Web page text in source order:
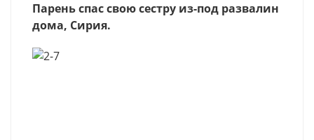
Парень спас свою сестру из-под развалин
дома, Сирия.